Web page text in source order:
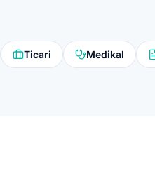
Ticari Medikal